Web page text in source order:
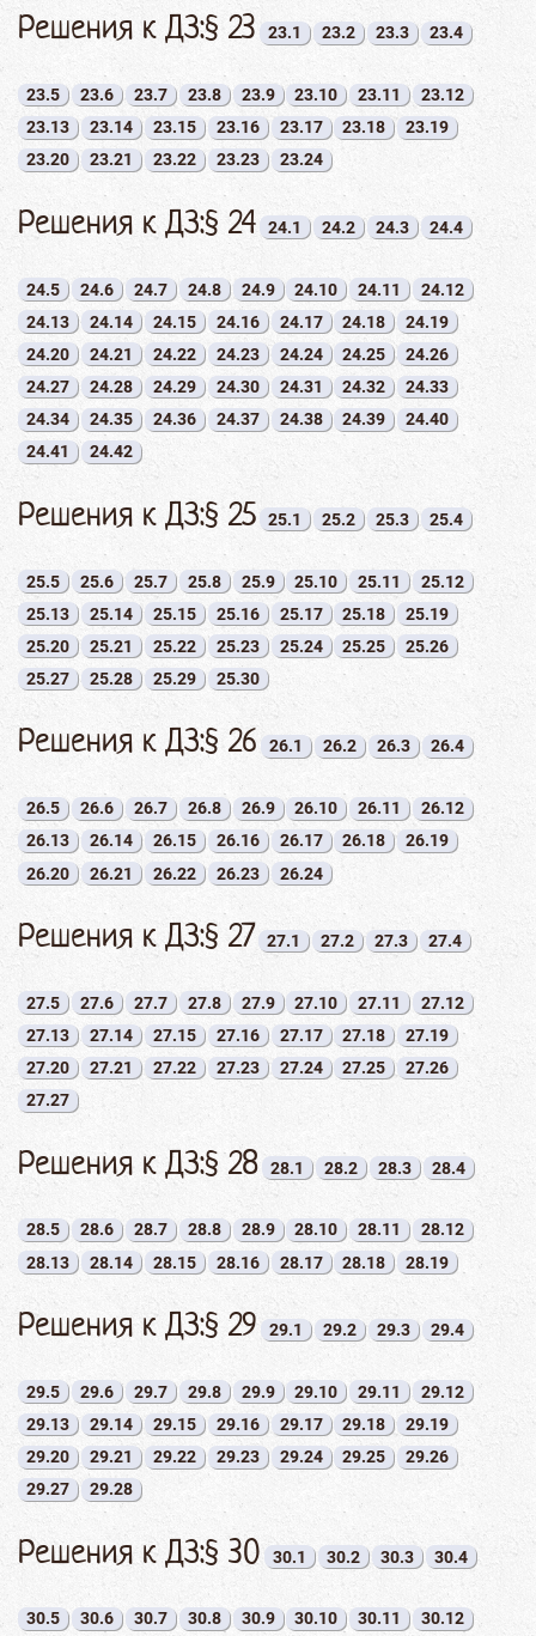
Решения к ДЗ:§ 23 23.1 23.2 23.3 23.4
23.5 23.6 23.7 23.8 23.9 23.10 23.11
23.12
23.13
23.14 23.15 23.16 23.17 23.18
23.19
23.20
23.21 23.22 23.23 23.24
Решения к ДЗ:§ 24 24.1 24.2 24.3 24.4
24.5 24.6 24.7 24.8 24.9 24.10 24.11
24.12
24.13
24.14 24.15 24.16 24.17 24.18
24.19
24.20
24.21 24.22 24.23 24.24 24.25
24.26
24.27
24.28 24.29 24.30 24.31 24.32
24.33
24.34
24.35 24.36 24.37 24.38 24.39
24.40
24.41
24.42
Решения к ДЗ:§ 25 25.1 25.2 25.3 25.4
25.5 25.6 25.7 25.8 25.9 25.10 25.11
25.12
25.13
25.14 25.15 25.16 25.17 25.18
25.19
25.20
25.21 25.22 25.23 25.24 25.25
25.26
25.27
25.28 25.29 25.30
Решения к ДЗ:§ 26 26.1 26.2 26.3 26.4
26.5 26.6 26.7 26.8 26.9 26.10 26.11
26.12
26.13
26.14 26.15 26.16 26.17 26.18
26.19
26.20
26.21 26.22 26.23 26.24
Решения к ДЗ:§ 27 27.1 27.2 27.3 27.4
27.5 27.6 27.7 27.8 27.9 27.10 27.11
27.12
27.13
27.14 27.15 27.16 27.17 27.18
27.19
27.20
27.21 27.22 27.23 27.24 27.25
27.26
27.27
Решения к ДЗ:§ 28 28.1 28.2 28.3 28.4
28.5 28.6 28.7 28.8 28.9 28.10 28.11
28.12
28.13
28.14 28.15 28.16 28.17 28.18 28.19
Решения к ДЗ:§ 29 29.1 29.2 29.3 29.4
29.5 29.6 29.7 29.8 29.9 29.10 29.11
29.12
29.13
29.14 29.15 29.16 29.17 29.18
29.19
29.20
29.21 29.22 29.23 29.24 29.25
29.26
29.27
29.28
Решения к ДЗ:§ 30 30.1 30.2 30.3 30.4
30.5 30.6 30.7 30.8 30.9 30.10 30.11 30.12